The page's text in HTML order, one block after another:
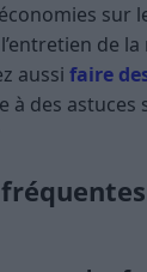
sur
de
aussi faire
à des astuces